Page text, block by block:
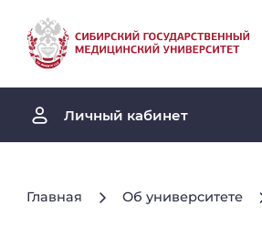
Личный кабинет
Главная Об университете